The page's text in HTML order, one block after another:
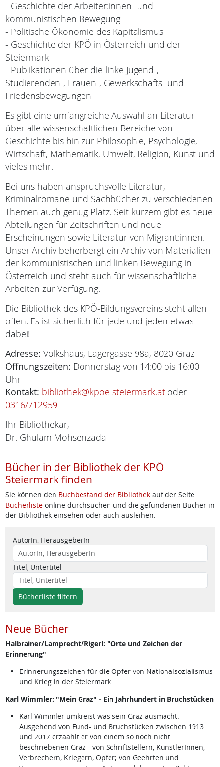
- Geschichte der Arbeiter:innen- und
kommunistischen Bewegung
- Politische Ökonomie des Kapitalismus
- Geschichte der KPÖ in Österreich und der
Steiermark
- Publikationen über die linke Jugend-,
Studierenden-, Frauen-, Gewerkschafts- und
Friedensbewegungen
Es gibt eine umfangreiche Auswahl an Literatur
über alle wissenschaftlichen Bereiche von
Geschichte bis hin zur Philosophie, Psychologie,
Wirtschaft, Mathematik, Umwelt, Religion, Kunst und
vieles mehr.
Bei uns haben anspruchsvolle Literatur,
Kriminalromane und Sachbücher zu verschiedenen
Themen auch genug Platz. Seit kurzem gibt es neue
Abteilungen für Zeitschriften und neue
Erscheinungen sowie Literatur von Migrant:innen.
Unser Archiv beherbergt ein Archiv von Materialien
der kommunistischen und linken Bewegung in
Österreich und steht auch für wissenschaftliche
Arbeiten zur Verfügung.
Die Bibliothek des KPÖ-Bildungsvereins steht allen
offen. Es ist sicherlich für jede und jeden etwas
dabei!
Adresse: Volkshaus, Lagergasse 98a, 8020 Graz
Öffnungszeiten: Donnerstag von 14:00 bis 16:00
Uhr
Kontakt: bibliothek@kpoe-steiermark.atoder
0316/712959
Ihr Bibliothekar,
Dr. Ghulam Mohsenzada
Bücher in der Bibliothek der KPÖ
Steiermark finden
Sie können den Buchbestand der Bibliothekauf der Seite
Bücherlisteonline durchsuchen und die gefundenen Bücher in
der Bibliothek einsehen oder auch ausleihen.
AutorIn, HerausgeberIn
Titel, Untertitel
Bücherliste filtern
Neue Bücher
Halbrainer/Lamprecht/Rigerl: "Orte und Zeichen der
Erinnerung"
Erinnerungszeichen für die Opfer von Nationalsozialismus
und Krieg in der Steiermark
Karl Wimmler: "Mein Graz" - Ein Jahrhundert in Bruchstücken
Karl Wimmler umkreist was sein Graz ausmacht.
Ausgehend von Fund- und Bruchstücken zwischen 1913
und 2017 erzaählt er von einem so noch nicht
beschriebenen Graz - von Schriftstellern, KünstlerInnen,
Verbrechern, Kriegern, Opfer; von Geehrten und